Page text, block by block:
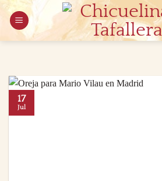
Saltar
contenido
17
Jul